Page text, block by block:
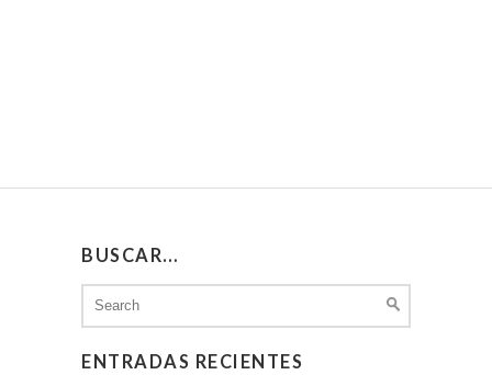
BUSCAR…
for:
ENTRADAS RECIENTES